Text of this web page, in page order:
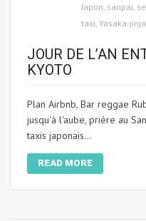
Japon sanpai
taxi Yasaka-jinja
JOUR DE L’AN
KYOTO
Plan Airbnb, Bar reggae
jusqu'à l'aube, prière au
taxis japonais...
READ MORE